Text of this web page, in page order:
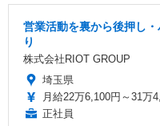
営業活動を裏から後押し
り
株式会社RIOT GROUP
埼玉県
月給22万6,100円～31万
正社員